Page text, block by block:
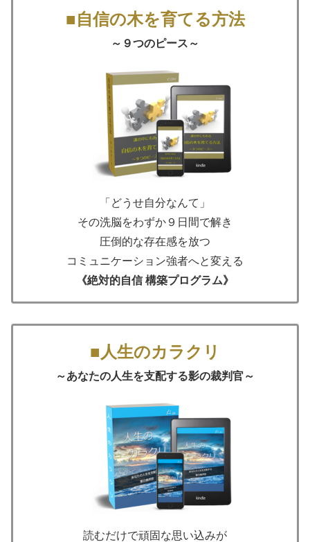
■自信の木を育てる方法
～９つのピース～
「どうせ自分なんて」
その洗脳をわずか９日間で解き
圧倒的な存在感を放つ
コミュニケーション強者へと変える
《絶対的自信 構築プログラム》
■人生のカラクリ
～あなたの人生を支配する影の裁判官～
読むだけで頑固な思い込みが